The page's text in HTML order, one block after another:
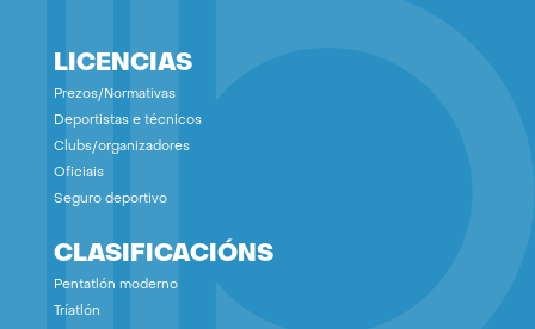
LICENCIAS
Prezos/Normativas
Deportistas e técnicos
Clubs/organizadores
Oficiais
Seguro deportivo
CLASIFICACIÓNS
Pentatlón moderno
Tríatlón